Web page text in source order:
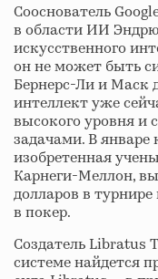
Сооснователь
в области ИИ
искусственного
он не может быть
Бернерс-Ли и Маск
интеллект уже
высокого уровня и
задачами. В
изобретенная
Карнеги-Меллон,
долларов в
в покер.
Создатель Libratus
системе найдется